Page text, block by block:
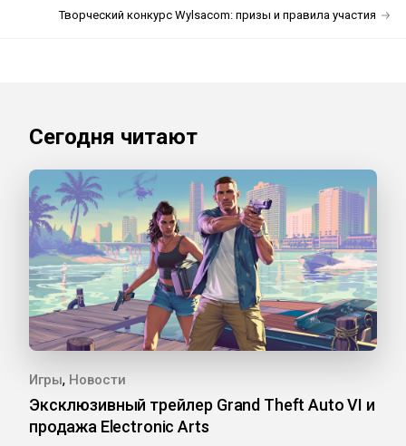
Творческий конкурс Wylsacom: призы и правила участия
Сегодня читают
Игры, Новости
Эксклюзивный трейлер Grand Theft Auto VI и
продажа Electronic Arts